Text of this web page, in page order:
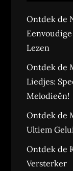
Ontdek de
Lezen
Ontdek de
Liedjes:
Melodieën!
Ontdek de
Ultiem
Ontdek de
Versterker